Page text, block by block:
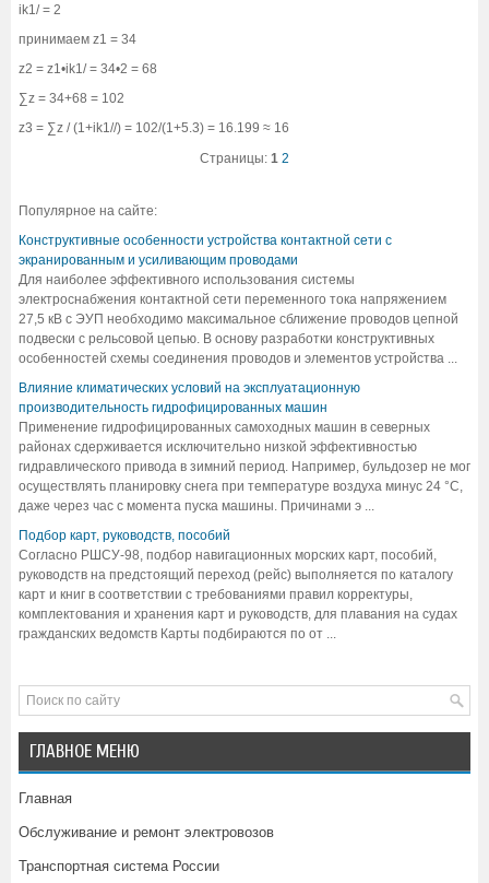
ik1/ = 2
принимаем z1 = 34
z2 = z1•ik1/ = 34•2 = 68
∑z = 34+68 = 102
z3 = ∑z / (1+ik1//) = 102/(1+5.3) = 16.199 ≈ 16
Страницы: 1 2
Популярное на сайте:
Конструктивные особенности устройства контактной сети с
экранированным и усиливающим проводами
Для наиболее эффективного использования системы
электроснабжения контактной сети переменного тока напряжением
27,5 кВ с ЭУП необходимо максимальное сближение проводов цепной
подвески с рельсовой цепью. В основу разработки конструктивных
особенностей схемы соединения проводов и элементов устройства ...
Влияние климатических условий на эксплуатационную
производительность гидрофицированных машин
Применение гидрофицированных самоходных машин в северных
районах сдерживается исключительно низкой эффективностью
гидравлического привода в зимний период. Например, бульдозер не мог
осуществлять планировку снега при температуре воздуха минус 24 °С,
даже через час с момента пуска машины. Причинами э ...
Подбор карт, руководств, пособий
Согласно РШСУ-98, подбор навигационных морских карт, пособий,
руководств на предстоящий переход (рейс) выполняется по каталогу
карт и книг в соответствии с требованиями правил корректуры,
комплектования и хранения карт и руководств, для плавания на судах
гражданских ведомств Карты подбираются по от ...
ГЛАВНОЕ МЕНЮ
Главная
Обслуживание и ремонт электровозов
Транспортная система России